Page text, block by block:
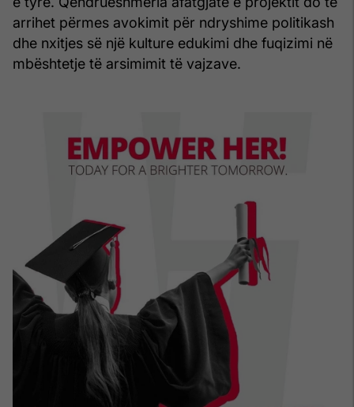
arrihet përmes avokimit për ndryshime politikash
dhe nxitjes së një kulture edukimi dhe fuqizimi në
mbështetje të arsimimit të vajzave.